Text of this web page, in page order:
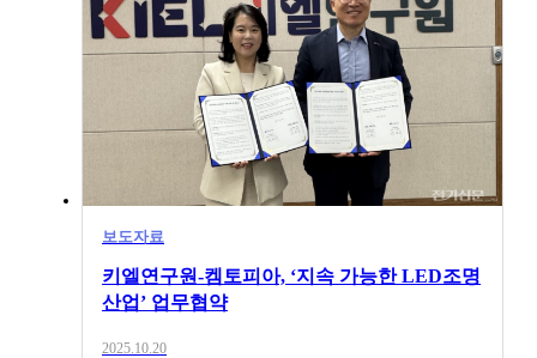
보도자료
키엘연구원-켐토피아, ‘지속 가능한 LED조명
산업’ 업무협약
2025.10.20